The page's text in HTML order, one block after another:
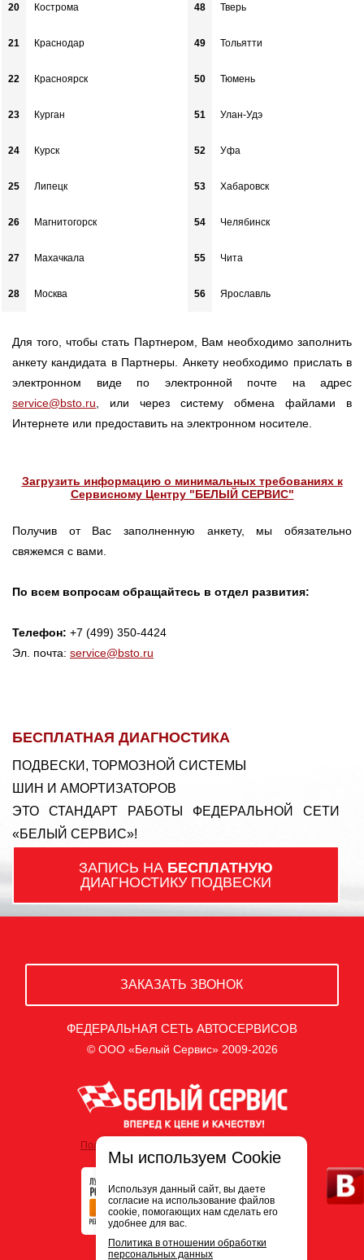
20 Кострома
21 Краснодар
22 Красноярск
23 Курган
24 Курск
25 Липецк
26 Магнитогорск
27 Махачкала
28 Москва
48 Тверь
49 Тольятти
50 Тюмень
51 Улан-Удэ
52 Уфа
53 Хабаровск
54 Челябинск
55 Чита
56 Ярославль
Для того, чтобы стать Партнером, Вам необходимо заполнить
анкету кандидата в Партнеры. Анкету необходимо прислать в
электронном виде по электронной почте на адрес
service@bsto.ru , или через систему обмена файлами в
Интернете или предоставить на электронном носителе.
Загрузить информацию о минимальных требованиях к
Сервисному Центру "БЕЛЫЙ СЕРВИС"
Получив от Вас заполненную анкету, мы обязательно
свяжемся с вами.
По всем вопросам обращайтесь в отдел развития:
Телефон: +7 (499) 350-4424
Эл. почта: service@bsto.ru
БЕСПЛАТНАЯ ДИАГНОСТИКА
ПОДВЕСКИ, ТОРМОЗНОЙ СИСТЕМЫ
ШИН И АМОРТИЗАТОРОВ
ЭТО СТАНДАРТ РАБОТЫ ФЕДЕРАЛЬНОЙ СЕТИ
«БЕЛЫЙ СЕРВИС»!
ЗАПИСЬ НА БЕСПЛАТНУЮ
ДИАГНОСТИКУ ПОДВЕСКИ
ЗАКАЗАТЬ ЗВОНОК
ФЕДЕРАЛЬНАЯ СЕТЬ АВТОСЕРВИСОВ
© ООО «Белый Сервис» 2009-2026
Политика обработки персональных данных
Мы используем Cookie
Используя данный сайт, вы даете
согласие на использование файлов
cookie, помогающих нам сделать его
удобнее для вас.
Политика в отношении обработки
персональных данных